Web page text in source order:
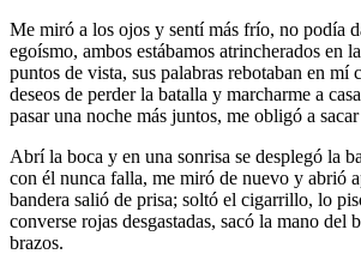
Me miró a los ojos y sentí más frío, no podía
egoísmo, ambos estábamos atrincherados en
puntos de vista, sus palabras rebotaban en mí
deseos de perder la batalla y marcharme a
pasar una noche más juntos, me obligó a
Abrí la boca y en una sonrisa se desplegó la
con él nunca falla, me miró de nuevo y abrió
bandera salió de prisa; soltó el cigarrillo, lo
converse rojas desgastadas, sacó la mano del
brazos.